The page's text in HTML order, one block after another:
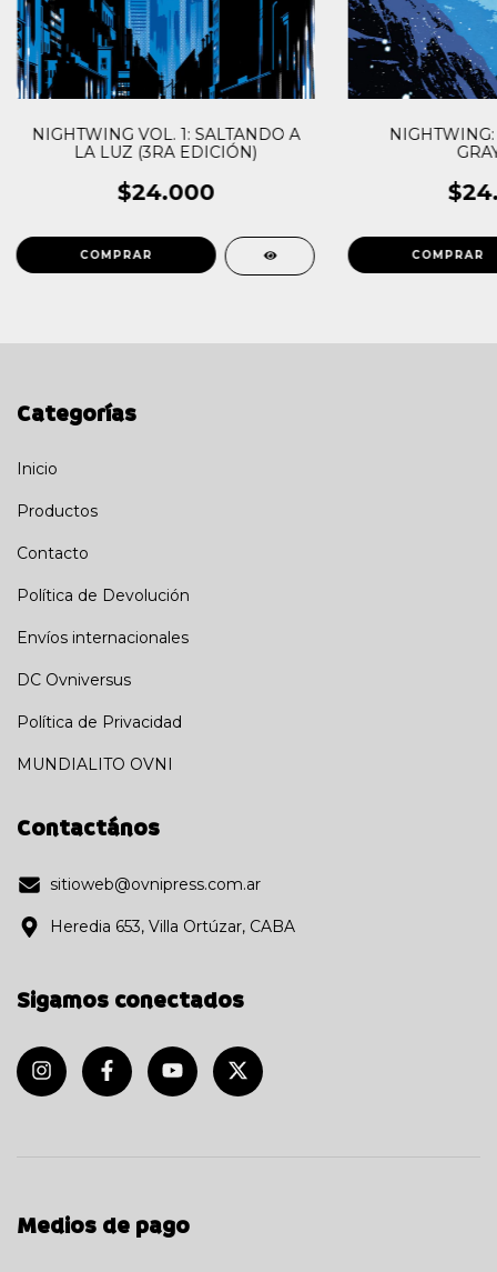
NIGHTWING VOL. 1: SALTANDO A
LA LUZ (3RA EDICIÓN)
$24.000
Categorías
Inicio
Productos
Contacto
Política de Devolución
Envíos internacionales
DC Ovniversus
Política de Privacidad
MUNDIALITO OVNI
Contactános
sitioweb@ovnipress.com.ar
Heredia 653, Villa Ortúzar, CABA
Sigamos conectados
Medios de pago